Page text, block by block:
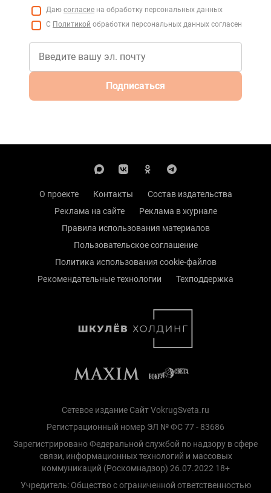
Даю согласие на обработку персональных данных
С Политикой обработки персональных данных согласен
Подписаться
О проекте Контакты
Состав издательства
Реклама на сайте
Реклама в журнале
Правила использования материалов
Пользовательское соглашение
Политика использования cookie-файлов
Рекомендательные технологии
Техподдержка
Сетевое издание Сайт VokrugSveta.ru
Регистрационный номер ЭЛ № ФС 77 - 83686
Зарегистрировано Федеральной службой по надзору в сфере
связи, информационных технологий и массовых
коммуникаций (Роскомнадзор) 26.07.2022 18+
Учредитель: Общество с ограниченной ответственностью